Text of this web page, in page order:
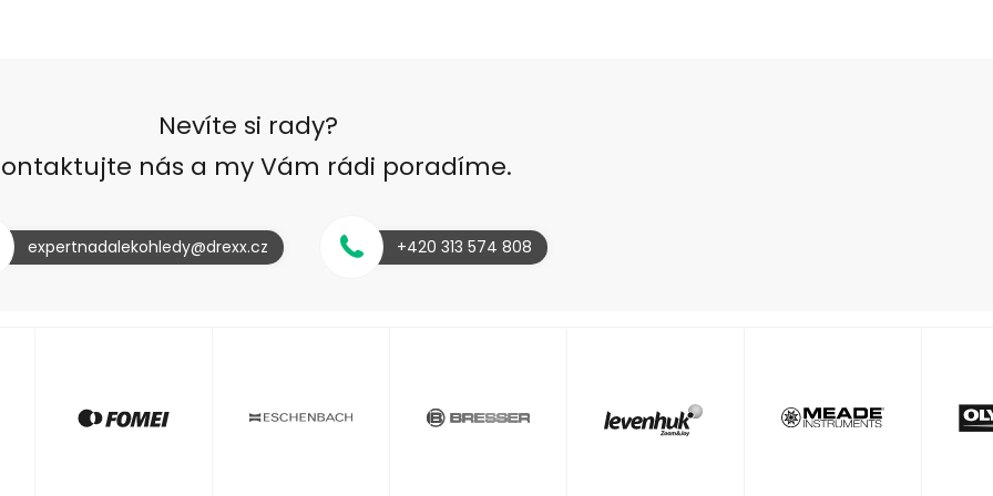
Nevíte si rady?
nás a my Vám rádi poradíme.
expertnadalekohledy@drexx.cz +420 313 574 808